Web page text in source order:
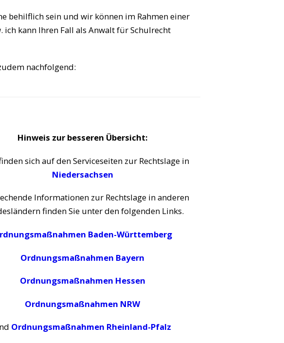
behilflich sein und wir können im Rahmen einer
kann Ihren Fall als Anwalt für Schulrecht
nachfolgend:
Hinweis zur besseren Übersicht:
sich auf den Serviceseiten zur Rechtslage in
Niedersachsen
Informationen zur Rechtslage in anderen
finden Sie unter den folgenden Links.
Baden-Württemberg
Ordnungsmaßnahmen Bayern
Ordnungsmaßnahmen Hessen
Ordnungsmaßnahmen NRW
Ordnungsmaßnahmen Rheinland-Pfalz